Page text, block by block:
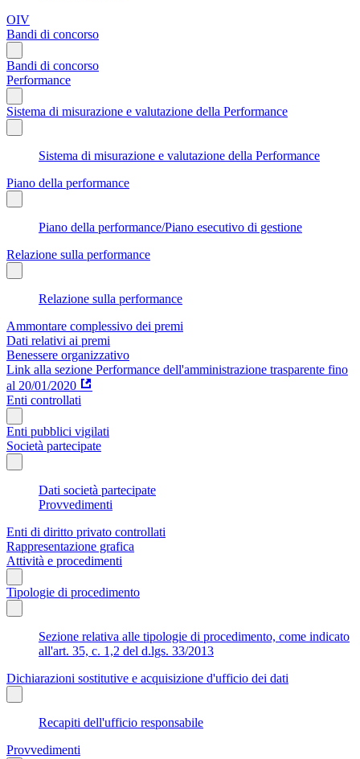
OIV
Bandi di concorso
Bandi di concorso
Performance
Sistema di misurazione e valutazione della Performance
Sistema di misurazione e valutazione della Performance
Piano della performance
Piano della performance/Piano esecutivo di gestione
Relazione sulla performance
Relazione sulla performance
Ammontare complessivo dei premi
Dati relativi ai premi
Benessere organizzativo
Link alla sezione Performance dell'amministrazione trasparente fino
al 20/01/2020
Enti controllati
Enti pubblici vigilati
Società partecipate
Dati società partecipate
Provvedimenti
Enti di diritto privato controllati
Rappresentazione grafica
Attività e procedimenti
Tipologie di procedimento
Sezione relativa alle tipologie di procedimento, come indicato
all'art. 35, c. 1,2 del d.lgs. 33/2013
Dichiarazioni sostitutive e acquisizione d'ufficio dei dati
Recapiti dell'ufficio responsabile
Provvedimenti